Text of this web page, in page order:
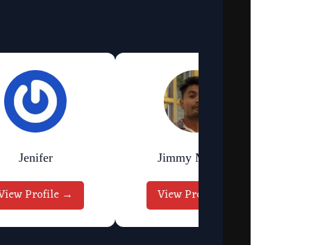
Jenifer
Profile →
Jimmy Murmu
View Profile →